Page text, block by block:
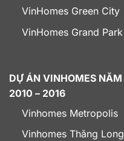
VinHomes Green City
VinHomes Grand Park
DỰ ÁN VINHOMES NĂM
2010 – 2016
Vinhomes Metropolis
Vinhomes Thăng Long